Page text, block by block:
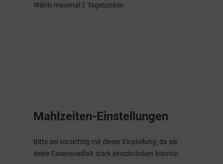
Wähle maximal 2 Tageszeiten
Mahlzeiten-Einstellungen
Bitte sei vorsichtig mit dieser Einstellung, da sie
deine Essensvielfalt stark einschränken könnte!